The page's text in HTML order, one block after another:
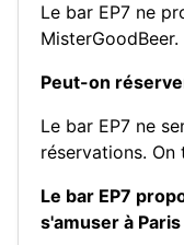
Le bar EP7 ne
MisterGoodBeer.
Peut-on
Le bar EP7 ne
réservations. On
Le bar EP7
s'amuser à Paris